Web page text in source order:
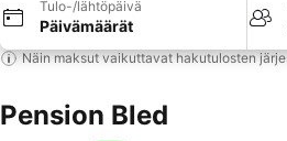
Tulo-/lähtöpäivä
Päivämäärät
Näin maksut vaikuttavat hakutulosten
Pension Bled